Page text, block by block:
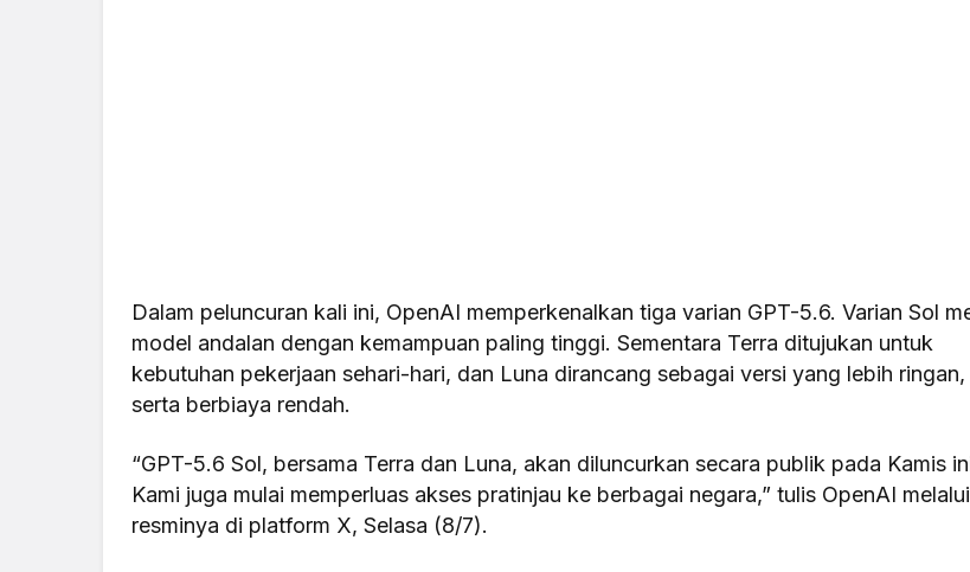
Dalam peluncuran kali ini, OpenAI memperkenalkan tiga varian GPT-5.6. Varian Sol
model andalan dengan kemampuan paling tinggi. Sementara Terra ditujukan untuk
kebutuhan pekerjaan sehari-hari, dan Luna dirancang sebagai versi yang lebih
serta berbiaya rendah.
“GPT-5.6 Sol, bersama Terra dan Luna, akan diluncurkan secara publik pada Kamis
Kami juga mulai memperluas akses pratinjau ke berbagai negara,” tulis OpenAI
resminya di platform X, Selasa (8/7).